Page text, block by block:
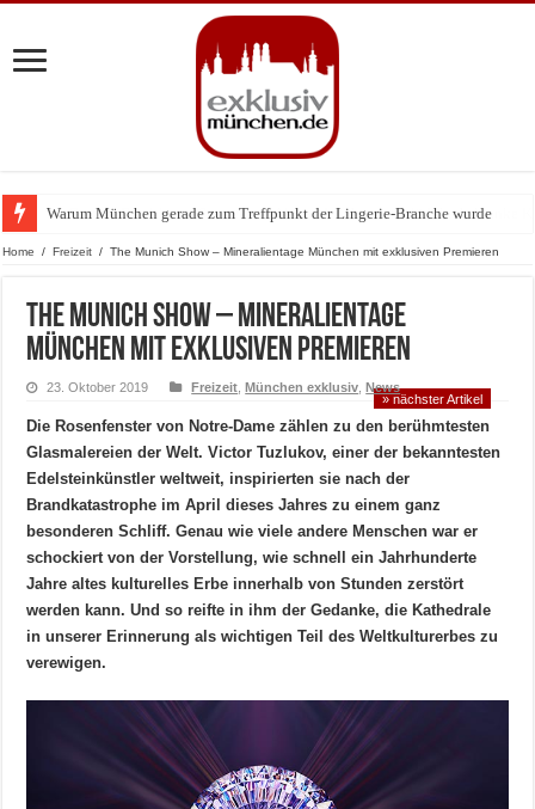
Warum München gerade zum Treffpunkt der Lingerie-Branche wurde
Home / Freizeit / The Munich Show – Mineralientage München mit exklusiven Premieren
The Munich Show – Mineralientage
München mit exklusiven Premieren
23. Oktober 2019 Freizeit ,München exklusiv ,News
» nächster Artikel
Die Rosenfenster von Notre-Dame zählen zu den berühmtesten
Glasmalereien der Welt. Victor Tuzlukov, einer der bekanntesten
Edelsteinkünstler weltweit, inspirierten sie nach der
Brandkatastrophe im April dieses Jahres zu einem ganz
besonderen Schliff. Genau wie viele andere Menschen war er
schockiert von der Vorstellung, wie schnell ein Jahrhunderte
Jahre altes kulturelles Erbe innerhalb von Stunden zerstört
werden kann. Und so reifte in ihm der Gedanke, die Kathedrale
in unserer Erinnerung als wichtigen Teil des Weltkulturerbes zu
verewigen.